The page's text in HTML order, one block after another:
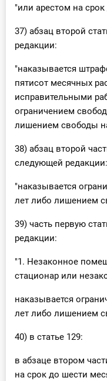
"или арестом на
37) абзац второй
редакции:
"наказывается
пятисот месячных
исправительными
ограничением
лишением свободы
38) абзац второй
следующей редакции:
"наказывается
лет либо лишением
39) часть первую
редакции:
"1. Незаконное
стационар или
наказывается
лет либо лишением
40) в статье 129:
в абзаце втором
на срок до шести